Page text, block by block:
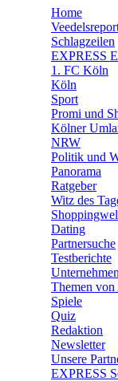
Home
Schlagzeilen
EXPRESS
1. FC Köln
Köln
Sport
Promi und
Kölner
NRW
Politik und
Panorama
Ratgeber
Witz des
Dating
Partnersuche
Testberichte
Themen von
Spiele
Quiz
Redaktion
Newsletter
Unsere
EXPRESS